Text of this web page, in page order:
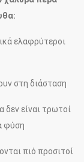
ελαφρύτεροι
στη διάσταση
είναι τρωτοί
φύση
πιό προσιτοί